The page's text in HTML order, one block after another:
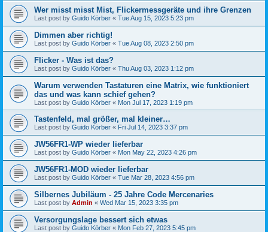
Wer misst misst Mist, Flickermessgeräte und ihre Grenzen
Last post by Guido Körber « Tue Aug 15, 2023 5:23 pm
Dimmen aber richtig!
Last post by Guido Körber « Tue Aug 08, 2023 2:50 pm
Flicker - Was ist das?
Last post by Guido Körber « Thu Aug 03, 2023 1:12 pm
Warum verwenden Tastaturen eine Matrix, wie funktioniert
das und was kann schief gehen?
Last post by Guido Körber « Mon Jul 17, 2023 1:19 pm
Tastenfeld, mal größer, mal kleiner…
Last post by Guido Körber « Fri Jul 14, 2023 3:37 pm
JW56FR1-WP wieder lieferbar
Last post by Guido Körber « Mon May 22, 2023 4:26 pm
JW56FR1-MOD wieder lieferbar
Last post by Guido Körber « Tue Mar 28, 2023 4:56 pm
Silbernes Jubiläum - 25 Jahre Code Mercenaries
Last post by Admin « Wed Mar 15, 2023 3:35 pm
Versorgungslage bessert sich etwas
Last post by Guido Körber « Mon Feb 27, 2023 5:45 pm